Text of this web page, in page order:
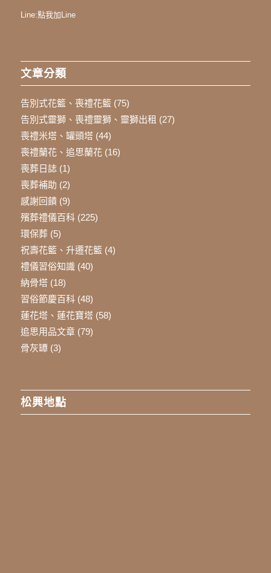
Line:點我加Line
文章分類
告別式花籃、喪禮花籃(75)
告別式靈獅、喪禮靈獅、靈獅出租 (27)
喪禮米塔、罐頭塔(44)
喪禮蘭花、追思蘭花(16)
喪葬日誌(1)
喪葬補助 (2)
感謝回饋(9)
殯葬禮儀百科(225)
環保葬(5)
祝壽花籃、升遷花籃(4)
禮儀習俗知識(40)
納骨塔(18)
習俗節慶百科(48)
蓮花塔、蓮花寶塔(58)
追思用品文章(79)
骨灰罈(3)
松興地點